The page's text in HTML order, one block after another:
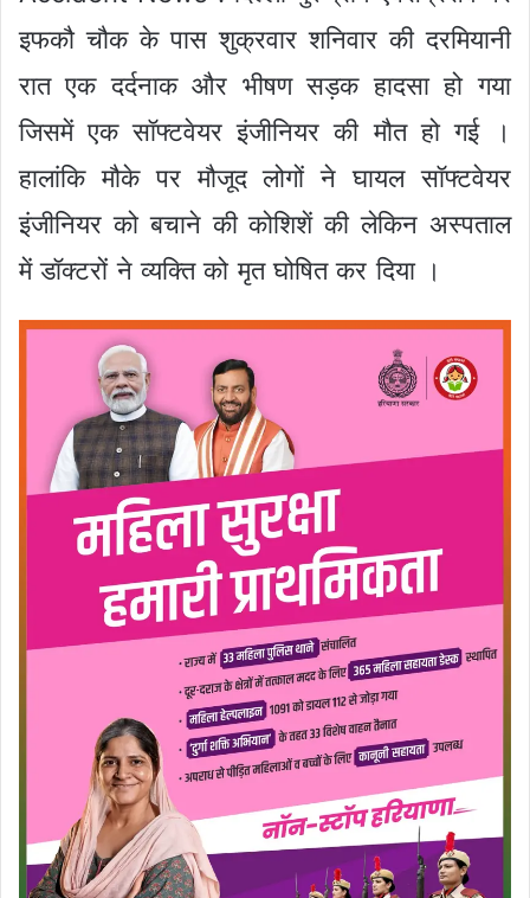
इफकौ चौक के पास शुक्रवार शनिवार की दरमियानी
रात एक दर्दनाक और भीषण सड़क हादसा हो गया
जिसमें एक सॉफ्टवेयर इंजीनियर की मौत हो गई ।
हालांकि मौके पर मौजूद लोगों ने घायल सॉफ्टवेयर
इंजीनियर को बचाने की कोशिशें की लेकिन अस्पताल
में डॉक्टरों ने व्यक्ति को मृत घोषित कर दिया ।